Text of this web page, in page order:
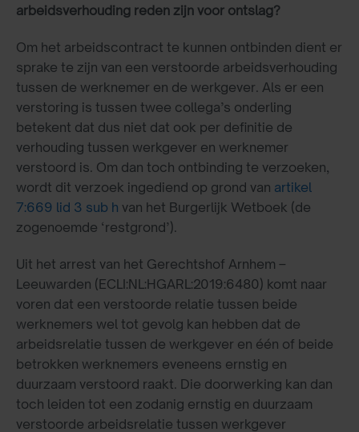
arbeidsverhouding reden zijn voor ontslag?
Om het arbeidscontract te kunnen ontbinden dient er
sprake te zijn van een verstoorde arbeidsverhouding
tussen de werknemer en de werkgever. Als er een
verstoring is tussen twee collega’s onderling
betekent dat dus niet dat ook per definitie de
verhouding tussen werkgever en werknemer
verstoord is. Om dan toch ontbinding te verzoeken,
wordt dit verzoek ingediend op grond van artikel
7:669 lid 3 sub h van het Burgerlijk Wetboek (de
zogenoemde ‘restgrond’).
Uit het arrest van het Gerechtshof Arnhem –
Leeuwarden (ECLI:NL:HGARL:2019:6480) komt naar
voren dat een verstoorde relatie tussen beide
werknemers wel tot gevolg kan hebben dat de
arbeidsrelatie tussen de werkgever en één of beide
betrokken werknemers eveneens ernstig en
duurzaam verstoord raakt. Die doorwerking kan dan
toch leiden tot een zodanig ernstig en duurzaam
verstoorde arbeidsrelatie tussen werkgever